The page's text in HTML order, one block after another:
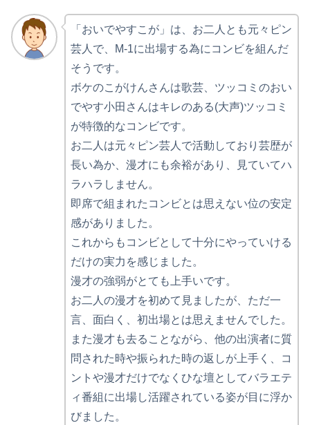
「おいでやすこが」は、お二人とも元々ピン
芸人で、M-1に出場する為にコンビを組んだ
そうです。
ボケのこがけんさんは歌芸、ツッコミのおい
でやす小田さんはキレのある(大声)ツッコミ
が特徴的なコンビです。
お二人は元々ピン芸人で活動しており芸歴が
長い為か、漫才にも余裕があり、見ていてハ
ラハラしません。
即席で組まれたコンビとは思えない位の安定
感がありました。
これからもコンビとして十分にやっていける
だけの実力を感じました。
漫才の強弱がとても上手いです。
お二人の漫才を初めて見ましたが、ただ一
言、面白く、初出場とは思えませんでした。
また漫才も去ることながら、他の出演者に質
問された時や振られた時の返しが上手く、コ
ントや漫才だけでなくひな壇としてバラエテ
ィ番組に出場し活躍されている姿が目に浮か
びました。